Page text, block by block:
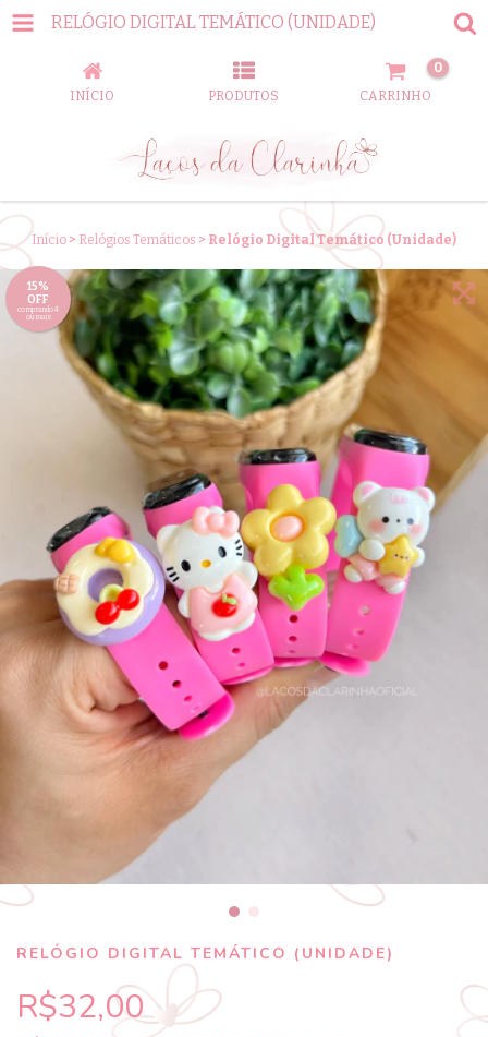
RELÓGIO DIGITAL TEMÁTICO (UNIDADE)
INÍCIO PRODUTOS CARRINHO
0
Início > Relógios Temáticos > Relógio Digital Temático (Unidade)
15%
OFF
comprando 4
ou mais
RELÓGIO DIGITAL TEMÁTICO (UNIDADE)
R$32,00